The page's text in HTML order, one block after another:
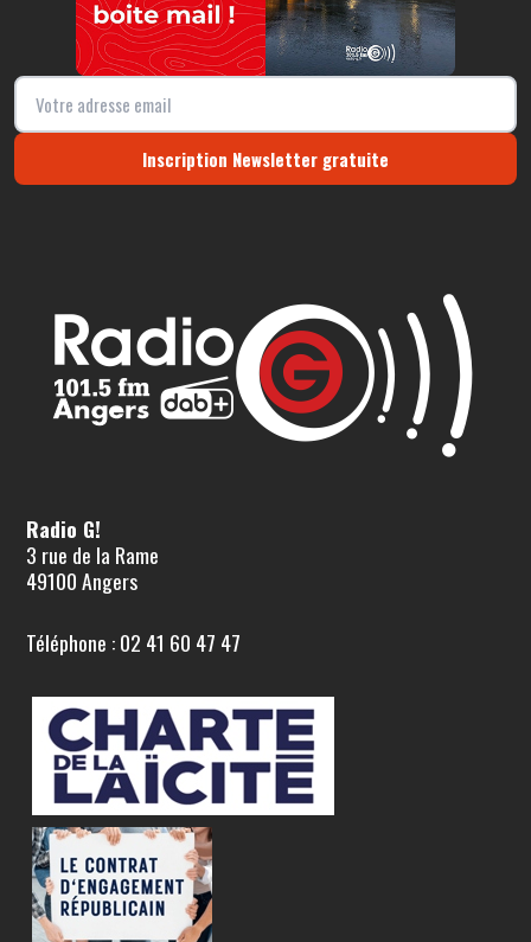
Inscription Newsletter gratuite
Radio G!
3 rue de la Rame
49100 Angers
Téléphone : 02 41 60 47 47